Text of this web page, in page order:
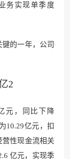
务实现单季度
的一年，公司
2
元，同比下降
10.29亿元，扣
营性现金流相关
亿元，实现季